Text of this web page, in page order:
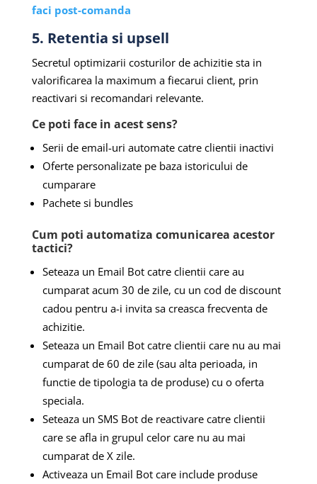
faci post-comanda
5. Retentia si upsell
Secretul optimizarii costurilor de achizitie sta in
valorificarea la maximum a fiecarui client, prin
reactivari si recomandari relevante.
Ce poti face in acest sens?
Serii de email-uri automate catre clientii inactivi
Oferte personalizate pe baza istoricului de
cumparare
Pachete si bundles
Cum poti automatiza comunicarea acestor
tactici?
Seteaza un Email Bot catre clientii care au
cumparat acum 30 de zile, cu un cod de discount
cadou pentru a-i invita sa creasca frecventa de
achizitie.
Seteaza un Email Bot catre clientii care nu au mai
cumparat de 60 de zile (sau alta perioada, in
functie de tipologia ta de produse) cu o oferta
speciala.
Seteaza un SMS Bot de reactivare catre clientii
care se afla in grupul celor care nu au mai
cumparat de X zile.
Activeaza un Email Bot care include produse